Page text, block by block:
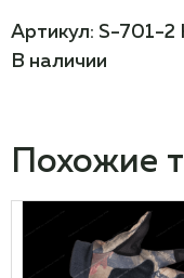
Артикул: S-701-2
В наличии
Похожие